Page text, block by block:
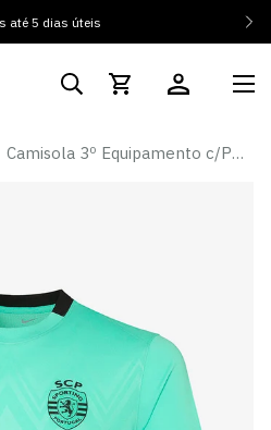
até 5 dias úteis
Camisola 3º Equipamento c/PUB 25/26